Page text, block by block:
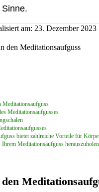
am: 23. Dezember 2023
Meditationsaufguss
Meditationsaufgusses
bietet zahlreiche Vorteile für
Ihrem Meditationsaufguss